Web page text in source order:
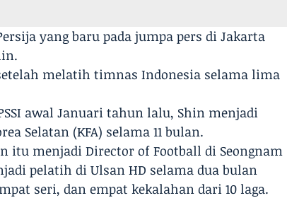
yang baru pada jumpa pers di Jakarta
melatih timnas Indonesia selama lima
awal Januari tahun lalu, Shin menjadi
Selatan (KFA) selama 11 bulan.
itu menjadi Director of Football di Seongnam
pelatih di Ulsan HD selama dua bulan
seri, dan empat kekalahan dari 10 laga.